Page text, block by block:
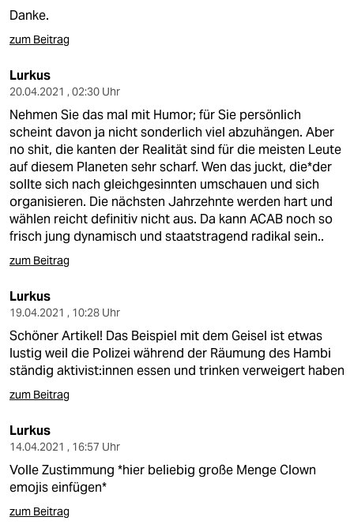
Danke.
zum Beitrag
Lurkus
20.04.2021 , 02:30 Uhr
Nehmen Sie das mal mit Humor; für Sie persönlich
scheint davon ja nicht sonderlich viel abzuhängen. Aber
no shit, die kanten der Realität sind für die meisten Leute
auf diesem Planeten sehr scharf. Wen das juckt, die*der
sollte sich nach gleichgesinnten umschauen und sich
organisieren. Die nächsten Jahrzehnte werden hart und
wählen reicht definitiv nicht aus. Da kann ACAB noch so
frisch jung dynamisch und staatstragend radikal sein..
zum Beitrag
Lurkus
19.04.2021 , 10:28 Uhr
Schöner Artikel! Das Beispiel mit dem Geisel ist etwas
lustig weil die Polizei während der Räumung des Hambi
ständig aktivist:innen essen und trinken verweigert haben
zum Beitrag
Lurkus
14.04.2021 , 16:57 Uhr
Volle Zustimmung *hier beliebig große Menge Clown
emojis einfügen*
zum Beitrag